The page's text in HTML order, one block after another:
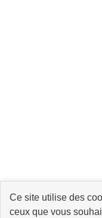
Ce site utilise des
ceux que vous